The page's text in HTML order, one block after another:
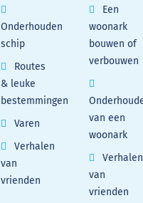
Onderhouden
schip
Routes
& leuke
bestemmingen
Varen
Verhalen
van
vrienden
Een
woonark
bouwen of
verbouwen
van een
woonark
Verhalen
van
vrienden